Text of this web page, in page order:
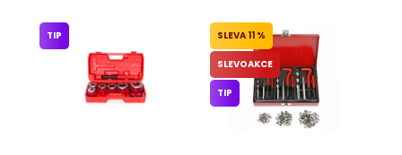
TIP 11 %
SLEVOAKCE
TIP